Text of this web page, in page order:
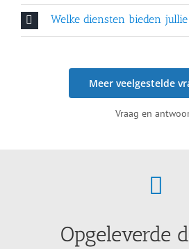
Welke diensten bieden
Meer veelgestelde
Vraag en
Opgeleverde